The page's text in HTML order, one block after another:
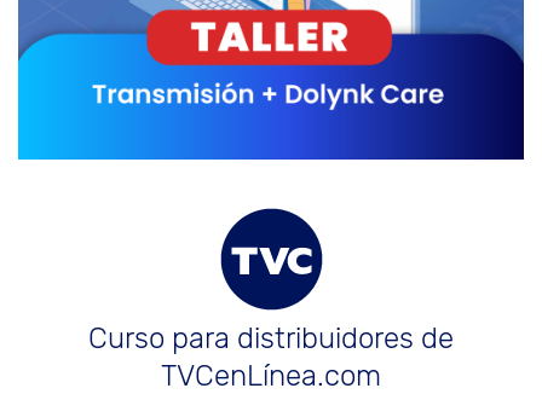
Curso para distribuidores de
TVCenLínea.com